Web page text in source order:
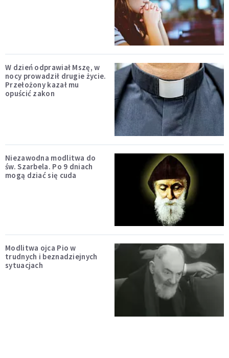
W dzień odprawiał Mszę, w
nocy prowadził drugie życie.
Przełożony kazał mu
opuścić zakon
Niezawodna modlitwa do
św. Szarbela. Po 9 dniach
mogą dziać się cuda
Modlitwa ojca Pio w
trudnych i beznadziejnych
sytuacjach